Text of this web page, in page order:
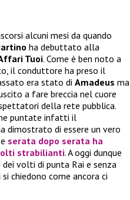
alcuni mesi da quando
ha debuttato alla
Tuoi. Come è ben noto a
il conduttore ha preso il
era stato di Amadeus ma
a fare breccia nel cuore
della rete pubblica.
puntate infatti il
dimostrato di essere un vero
serata dopo serata ha
strabilianti. A oggi dunque
dei volti di punta Rai e senza
chiedono come ancora ci